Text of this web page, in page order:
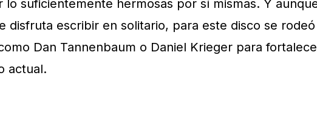
lo suficientemente hermosas por sí mismas. Y
disfruta escribir en solitario, para este disco se rodeó
Dan Tannenbaum o Daniel Krieger para
actual.